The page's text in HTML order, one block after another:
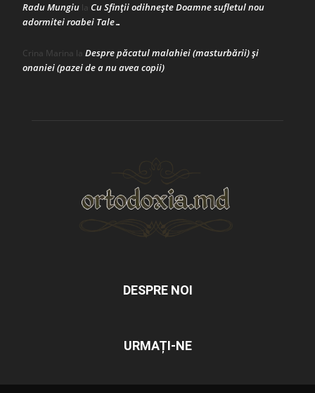
Radu Mungiu la Cu Sfinții odihnește Doamne sufletul nou
adormitei roabei Tale…
Crina Marina la Despre păcatul malahiei (masturbării) şi
onaniei (pazei de a nu avea copii)
DESPRE NOI
URMAȚI-NE